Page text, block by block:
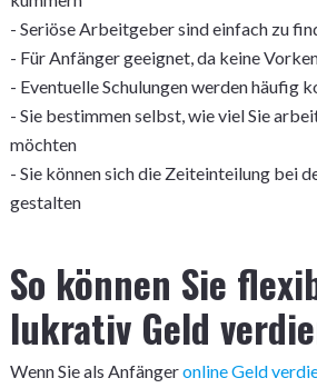
- Seriöse Arbeitgeber sind einfach zu
- Für Anfänger geeignet, da keine
- Eventuelle Schulungen werden häufig
- Sie bestimmen selbst, wie viel Sie
möchten
- Sie können sich die Zeiteinteilung bei
gestalten
So können Sie
lukrativ Geld
Wenn Sie als Anfängeronline Geld